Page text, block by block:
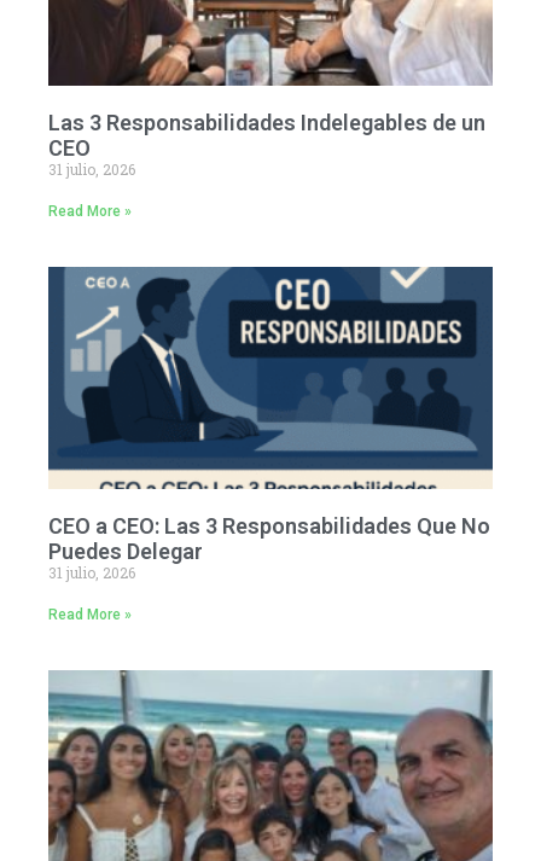
Las 3 Responsabilidades Indelegables de un
CEO
31 julio, 2026
Read More »
CEO a CEO: Las 3 Responsabilidades Que No
Puedes Delegar
31 julio, 2026
Read More »